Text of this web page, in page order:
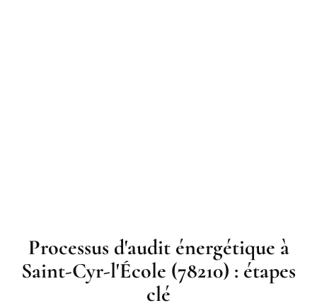
Processus d'audit énergétique à
Saint-Cyr-l'École (78210) : étapes
clé